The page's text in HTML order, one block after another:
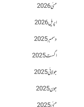
مئی 2026
اپریل 2026
دسمبر 2025
اگست 2025
جولائی 2025
جون 2025